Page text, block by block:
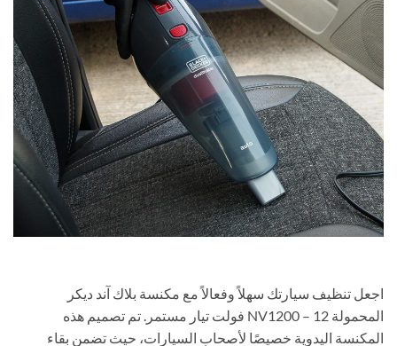
اجعل تنظيف سيارتك سهلاً وفعالاً مع مكنسة بلاك آند ديكر
المحمولة NV1200 – 12 فولت تيار مستمر. تم تصميم هذه
المكنسة اليدوية خصيصًا لأصحاب السيارات، حيث تضمن بقاء